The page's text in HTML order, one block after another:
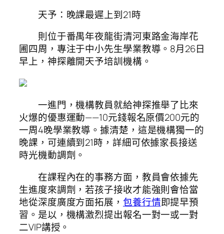
天予：晚課最遲上到21時
則位于番禺年夜龍街清河東路金海岸花
圃四周，專注于中小先生學業教導。8月26日
早上，神探離開天予培訓機構。
一進門，機構教員就給神探推舉了比來
火爆的優惠運動——10元錢報名原價200元的
一周4晚學業教導。據清楚，這是機構獨一的
晚課，可連續到21時，詳細可依據家長接送
時光機動調劑。
在課程內在的事務方面，教員會依據先
生進度來調劑，若孩子接收才能強則會恰當
地從深度廣度方面拓展， 包養行情即提早預
習。是以，機構激烈提出報名一對一或一對
二VIP講授。